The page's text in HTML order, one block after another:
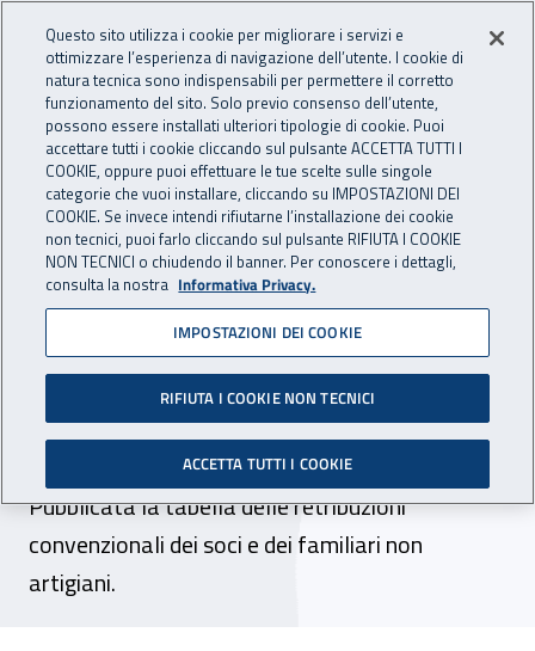
INAIL - Istituto Nazionale
Apri cerca
Navigazione principale
Navigazione - Ti trovi in:
Home Inail comunica Avvisi
Dr Lombardia - retribuzioni
convenzionali di soci e
familiari non artigiani -
autoliquidazione
2024/2025
Pubblicata la tabella delle retribuzioni
convenzionali dei soci e dei familiari non
artigiani.
Questo sito utilizza i cookie per migliorare i servizi e
ottimizzare l’esperienza di navigazione dell’utente. I cookie di
natura tecnica sono indispensabili per permettere il corretto
funzionamento del sito. Solo previo consenso dell’utente,
possono essere installati ulteriori tipologie di cookie. Puoi
accettare tutti i cookie cliccando sul pulsante ACCETTA TUTTI I
COOKIE, oppure puoi effettuare le tue scelte sulle singole
categorie che vuoi installare, cliccando su IMPOSTAZIONI DEI
COOKIE. Se invece intendi rifiutarne l’installazione dei cookie
non tecnici, puoi farlo cliccando sul pulsante RIFIUTA I COOKIE
NON TECNICI o chiudendo il banner. Per conoscere i dettagli,
consulta la nostra Informativa Privacy.
IMPOSTAZIONI DEI COOKIE
RIFIUTA I COOKIE NON TECNICI
ACCETTA TUTTI I COOKIE